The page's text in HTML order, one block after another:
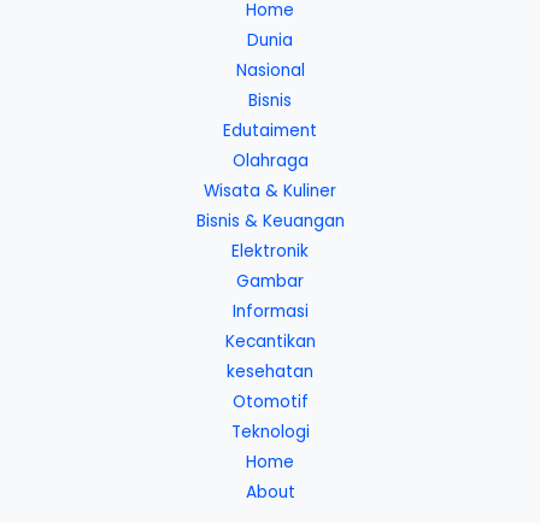
Home
Dunia
Nasional
Bisnis
Edutaiment
Olahraga
Wisata & Kuliner
Bisnis & Keuangan
Elektronik
Gambar
Informasi
Kecantikan
kesehatan
Otomotif
Teknologi
Home
About